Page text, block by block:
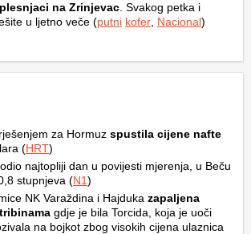
na Zrinjevac . Svakog petka i
u ljetno veče (putni kofer Nacional)
za Hormuz spustila cijene nafte
(HRT)
najtopliji dan u povijesti mjerenja, u Beču
stupnjeva (N1)
NK Varaždina i Hajduka zapaljena
gdje je bila Torcida, koja je uoči
na bojkot zbog visokih cijena ulaznica